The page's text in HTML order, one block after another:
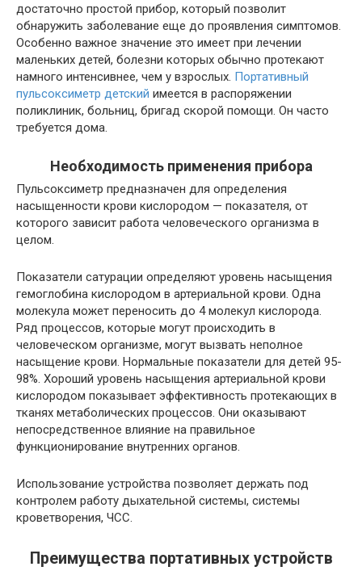
достаточно простой прибор, который позволит
обнаружить заболевание еще до проявления симптомов.
Особенно важное значение это имеет при лечении
маленьких детей, болезни которых обычно протекают
намного интенсивнее, чем у взрослых. Портативный
пульсоксиметр детский имеется в распоряжении
поликлиник, больниц, бригад скорой помощи. Он часто
требуется дома.
Необходимость применения прибора
Пульсоксиметр предназначен для определения
насыщенности крови кислородом — показателя, от
которого зависит работа человеческого организма в
целом.
Показатели сатурации определяют уровень насыщения
гемоглобина кислородом в артериальной крови. Одна
молекула может переносить до 4 молекул кислорода.
Ряд процессов, которые могут происходить в
человеческом организме, могут вызвать неполное
насыщение крови. Нормальные показатели для детей 95-
98%. Хороший уровень насыщения артериальной крови
кислородом показывает эффективность протекающих в
тканях метаболических процессов. Они оказывают
непосредственное влияние на правильное
функционирование внутренних органов.
Использование устройства позволяет держать под
контролем работу дыхательной системы, системы
кроветворения, ЧСС.
Преимущества портативных устройств